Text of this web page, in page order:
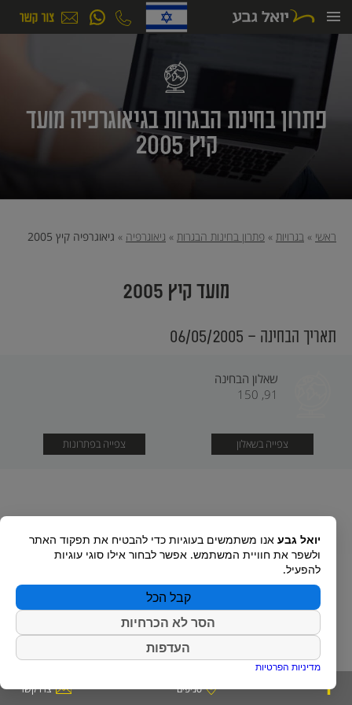
לתוכן
פתרון בחינת הבגרות בגיאוגרפיה מועד
קיץ 2005
ראשי » בגרויות » פתרון בחינות הבגרות » גיאוגרפיה » גיאוגרפיה קיץ 2005
מועד קיץ 2005
תאריך הבחינה - 06/05/2005
שאלון הבחינה
91, 150
צפייה בשאלון צפייה בפתרונות
סניפים צרו קשר
יואל גבע אנו משתמשים בעוגיות כדי להבטיח את תפקוד האתר
ולשפר את חוויית המשתמש. אפשר לבחור אילו סוגי עוגיות
להפעיל.
קבל הכל
הסר לא הכרחיות
העדפות
מדיניות הפרטיות